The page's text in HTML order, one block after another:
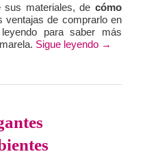
materiales, de cómo
ventajas de comprarlo en
para saber más
Sigue leyendo →